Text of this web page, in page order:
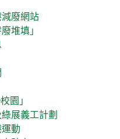
廢網站
堆填」
園」
展義工計劃
動